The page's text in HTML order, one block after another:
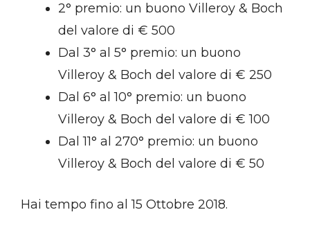
2° premio: un buono Villeroy & Boch
del valore di € 500
Dal 3° al 5° premio: un buono
Villeroy & Boch del valore di € 250
Dal 6° al 10° premio: un buono
Villeroy & Boch del valore di € 100
Dal 11° al 270° premio: un buono
Villeroy & Boch del valore di € 50
Hai tempo fino al 15 Ottobre 2018.